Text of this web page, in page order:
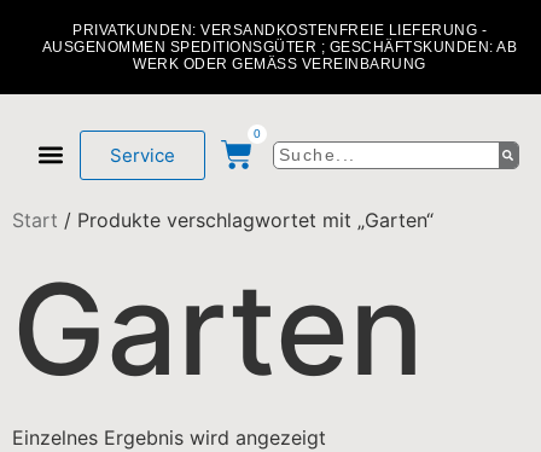
PRIVATKUNDEN: VERSANDKOSTENFREIE LIEFERUNG -
AUSGENOMMEN SPEDITIONSGÜTER ; GESCHÄFTSKUNDEN: AB
WERK ODER GEMÄSS VEREINBARUNG
Service
0
Start / Produkte verschlagwortet mit „Garten“
Garten
Einzelnes Ergebnis wird angezeigt